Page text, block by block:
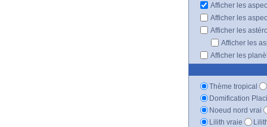
Afficher les
Afficher les
Afficher les
Afficher les
Afficher les
Thème tropical
Domification
Noeud nord vrai
Lilith vraie